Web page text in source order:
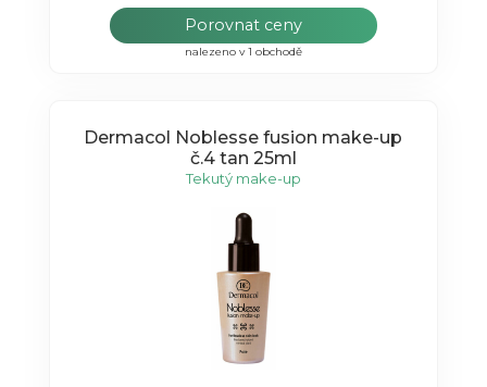
Porovnat ceny
nalezeno v 1 obchodě
Dermacol Noblesse fusion make-up
č.4 tan 25ml
Tekutý make-up